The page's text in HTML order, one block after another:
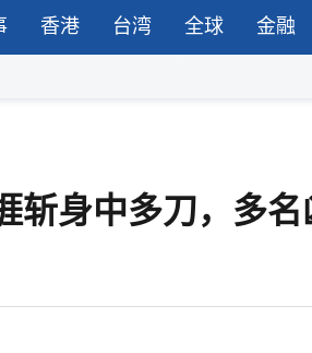
香港 台湾 全球 金融
斩身中多刀，多